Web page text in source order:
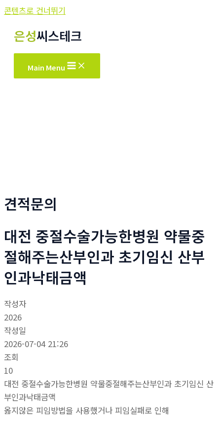
콘텐츠로 건너뛰기
은성씨스테크
Main Menu
견적문의
대전 중절수술가능한병원 약물중
절해주는산부인과 초기임신 산부
인과낙태금액
작성자
2026
작성일
2026-07-04 21:26
조회
10
대전 중절수술가능한병원 약물중절해주는산부인과 초기임신 산
부인과낙태금액
옳지않은 피임방법을 사용했거나 피임실패로 인해